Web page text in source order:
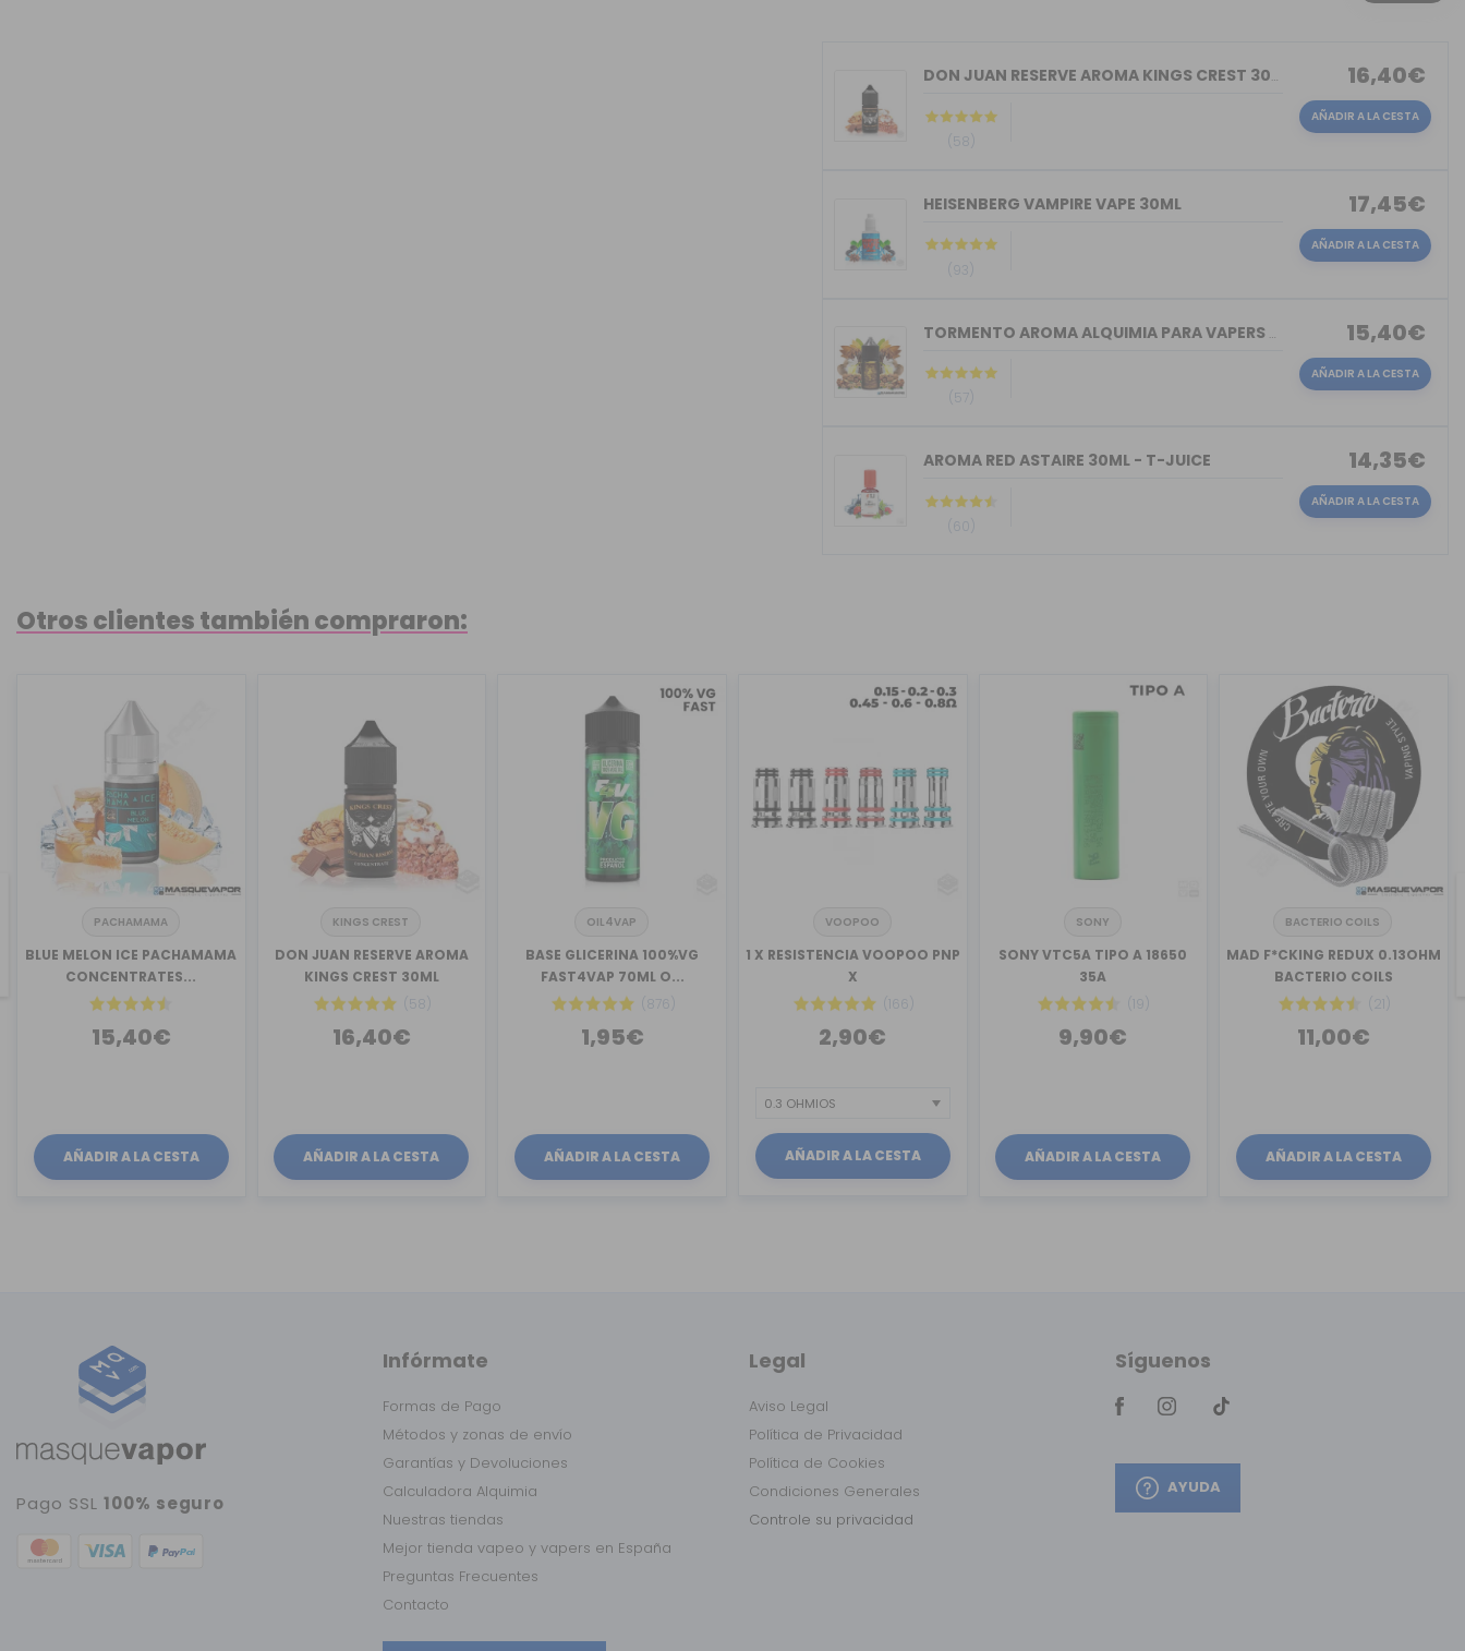
DON JUAN RESERVE AROMA KINGS CREST 30ML
(58)
16,40€
AÑADIR A LA CESTA
HEISENBERG VAMPIRE VAPE 30ML
(93)
17,45€
AÑADIR A LA CESTA
TORMENTO AROMA ALQUIMIA PARA VAPERS 30ML
(57)
15,40€
AÑADIR A LA CESTA
AROMA RED ASTAIRE 30ML - T-JUICE
(60)
14,35€
AÑADIR A LA CESTA
Otros clientes también compraron:
PACHAMAMA
BLUE MELON ICE PACHAMAMA
CONCENTRATES...
15,40€
AÑADIR A LA CESTA
KINGS CREST
DON JUAN RESERVE AROMA
KINGS CREST 30ML
(58)
16,40€
AÑADIR A LA CESTA
OIL4VAP
BASE GLICERINA 100%VG
FAST4VAP 70ML O...
(876)
1,95€
AÑADIR A LA CESTA
VOOPOO
1 X RESISTENCIA VOOPOO PNP
X
(166)
2,90€
AÑADIR A LA CESTA
SONY
SONY VTC5A TIPO A 18650
35A
(19)
9,90€
AÑADIR A LA CESTA
BACTERIO COILS
MAD F*CKING REDUX 0.13OHM
BACTERIO COILS
(21)
11,00€
AÑADIR A LA CESTA
Pago SSL 100% seguro
Infórmate
Formas de Pago
Métodos y zonas de envío
Garantías y Devoluciones
Calculadora Alquimia
Nuestras tiendas
Mejor tienda vapeo y vapers en España
Preguntas Frecuentes
Contacto
Legal
Aviso Legal
Política de Privacidad
Política de Cookies
Condiciones Generales
Controle su privacidad
Síguenos
AYUDA